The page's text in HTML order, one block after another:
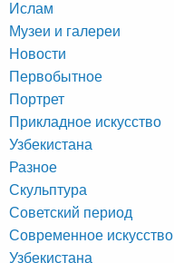
Ислам
Музеи и галереи
Новости
Первобытное
Портрет
Прикладное искусство
Узбекистана
Разное
Скульптура
Советский период
Современное искусство
Узбекистана